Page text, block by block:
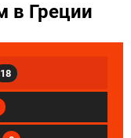
в Греции
18